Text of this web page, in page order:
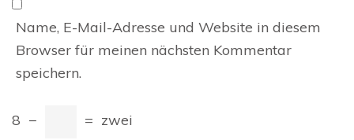
Name, E-Mail-Adresse und Website in diesem
Browser für meinen nächsten Kommentar
speichern.
8 − = zwei